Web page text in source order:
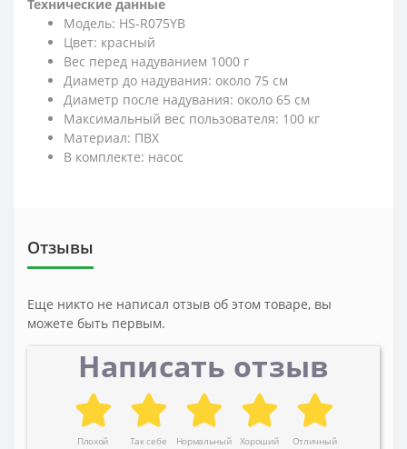
Технические данные
Модель: HS-R075YB
Цвет: красный
Вес перед надуванием 1000 г
Диаметр до надувания: около 75 см
Диаметр после надувания: около 65 см
Максимальный вес пользователя: 100 кг
Материал: ПВХ
В комплекте: насос
Отзывы
Еще никто не написал отзыв об этом товаре, вы
можете быть первым.
Написать отзыв
Плохой Так себе Нормальный Хороший Отличный